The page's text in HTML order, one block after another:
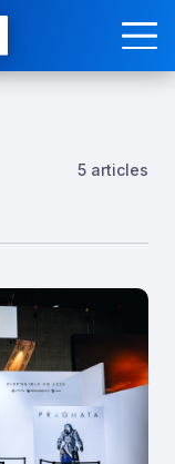
5 articles